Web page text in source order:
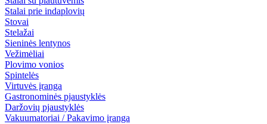
Stalai prie indaplovių
Stovai
Stelažai
Sieninės lentynos
Vežimėliai
Plovimo vonios
Spintelės
Virtuvės įranga
Gastronominės pjaustyklės
Daržovių pjaustyklės
Vakuumatoriai / Pakavimo įranga